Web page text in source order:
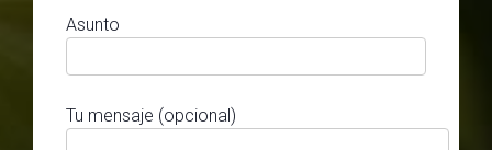
Asunto
Tu mensaje (opcional)